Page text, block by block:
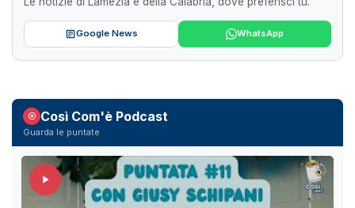
Google News WhatsApp
Così Com'è Podcast
Guarda le puntate